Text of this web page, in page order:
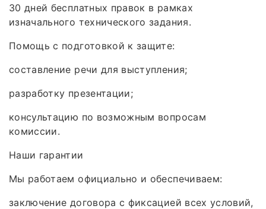
30 дней бесплатных правок в рамках
изначального технического задания.
Помощь с подготовкой к защите:
составление речи для выступления;
разработку презентации;
консультацию по возможным вопросам
комиссии.
Наши гарантии
Мы работаем официально и обеспечиваем:
заключение договора с фиксацией всех условий,